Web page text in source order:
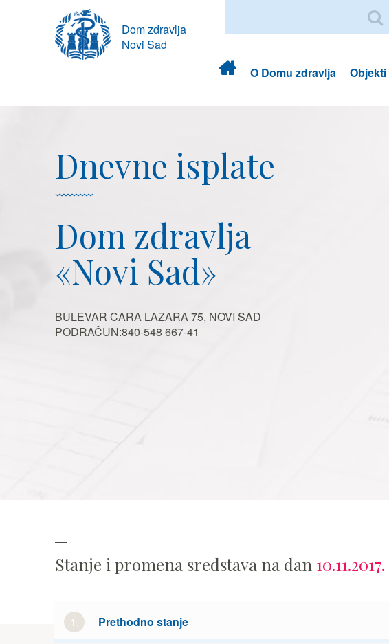
Dom zdravlja
Novi Sad
Dom
zdravlja
O Domu zdravlja Objekti
Dnevne isplate
Dom zdravlja
«Novi Sad»
BULEVAR CARA LAZARA 75, NOVI SAD
PODRAČUN:840-548 667-41
Stanje i promena sredstava na dan 10.11.2017.
1. Prethodno stanje